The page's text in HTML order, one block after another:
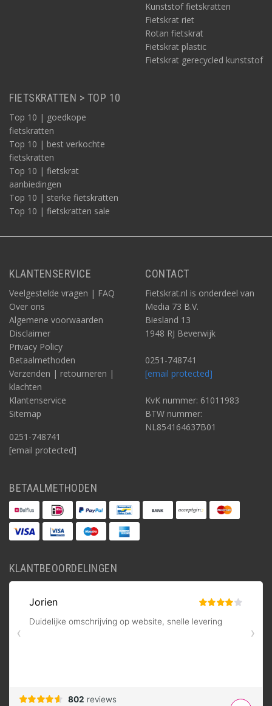
Kunststof fietskratten
Fietskrat riet
Rotan fietskrat
Fietskrat plastic
Fietskrat gerecycled kunststof
FIETSKRATTEN > TOP 10
Top 10 | goedkope
fietskratten
Top 10 | best verkochte
fietskratten
Top 10 | fietskrat
aanbiedingen
Top 10 | sterke fietskratten
Top 10 | fietskratten sale
KLANTENSERVICE
Veelgestelde vragen | FAQ
Over ons
Algemene voorwaarden
Disclaimer
Privacy Policy
Betaalmethoden
Verzenden | retourneren |
klachten
Klantenservice
Sitemap
0251-748741
[email protected]
CONTACT
Fietskrat.nl is onderdeel van
Media 73 B.V.
Biesland 13
1948 RJ Beverwijk
0251-748741
[email protected]
KvK nummer: 61011983
BTW nummer:
NL854164637B01
BETAALMETHODEN
KLANTBEOORDELINGEN